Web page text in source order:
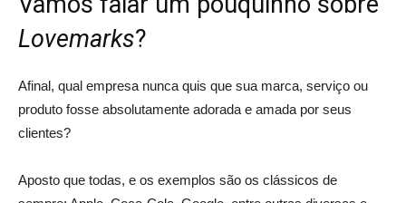
Lovemarks?
Afinal, qual empresa nunca quis que sua marca, serviço ou
produto fosse absolutamente adorada e amada por seus
clientes?
Aposto que todas, e os exemplos são os clássicos de